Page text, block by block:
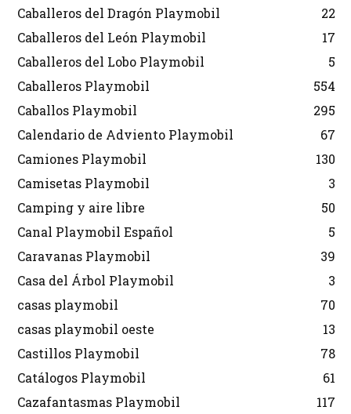
Caballeros del Dragón Playmobil
22
Caballeros del León Playmobil
17
Caballeros del Lobo Playmobil
5
Caballeros Playmobil
554
Caballos Playmobil
295
Calendario de Adviento Playmobil
67
Camiones Playmobil
130
Camisetas Playmobil
3
Camping y aire libre
50
Canal Playmobil Español
5
Caravanas Playmobil
39
Casa del Árbol Playmobil
3
casas playmobil
70
casas playmobil oeste
13
Castillos Playmobil
78
Catálogos Playmobil
61
Cazafantasmas Playmobil
117